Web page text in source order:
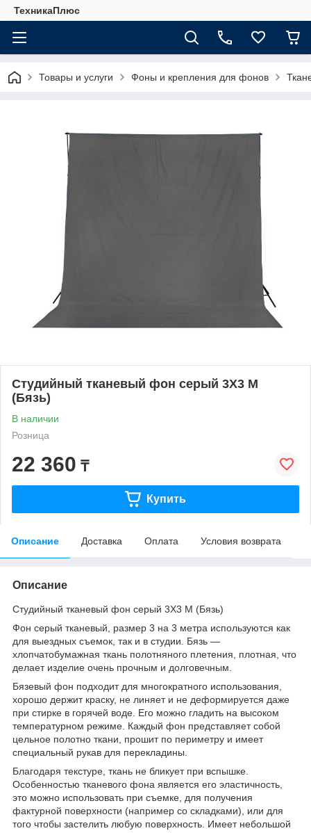
ТехникаПлюс
Товары и услуги Фоны и крепления для фонов
Студийный тканевый фон серый 3X3 М
(Бязь)
В наличии
Розница
22 360 ₸
Купить
Описание Доставка Оплата Условия возврата
Описание
Студийный тканевый фон серый 3X3 М (Бязь)
Фон серый тканевый, размер 3 на 3 метра используются как
для выездных съемок, так и в студии. Бязь —
хлопчатобумажная ткань полотняного плетения, плотная, что
делает изделие очень прочным и долговечным.
Бязевый фон подходит для многократного использования,
хорошо держит краску, не линяет и не деформируется даже
при стирке в горячей воде. Его можно гладить на высоком
температурном режиме. Каждый фон представляет собой
цельное полотно ткани, прошит по периметру и имеет
специальный рукав для перекладины.
Благодаря текстуре, ткань не бликует при вспышке.
Особенностью тканевого фона является его эластичность,
это можно использовать при съемке, для получения
фактурной поверхности (например со складками), или для
того чтобы застелить любую поверхность. Имеет небольшой